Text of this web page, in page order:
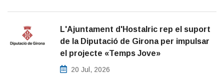
L'Ajuntament d'Hostalric rep el suport
de la Diputació de Girona per impulsar
el projecte «Temps Jove»
20 Jul, 2026